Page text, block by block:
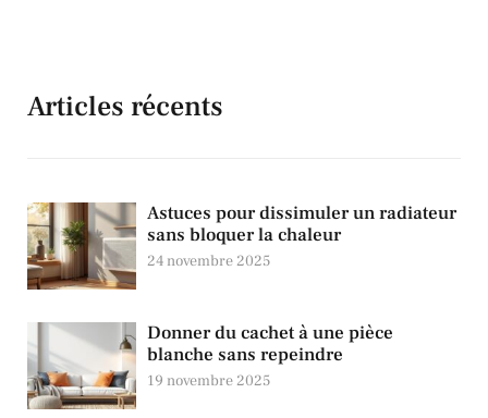
Articles récents
Astuces pour dissimuler un radiateur
sans bloquer la chaleur
24 novembre 2025
Donner du cachet à une pièce
blanche sans repeindre
19 novembre 2025